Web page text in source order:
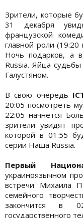
Зрители, которые
31 декабря
французской
главной роли
Ночь подарков, а
Russia. Яйца
Галустяном.
В свою очередь
20:05 посмотреть
22:05 начнется
зрители увидят
которой в 01:55
серии Наша Russia.
Первый
украиноязычном
встречи Михаила
семейного
закончится в
государственного